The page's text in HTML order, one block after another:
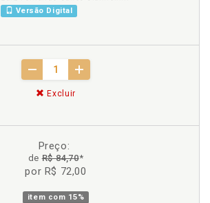
Versão Digital
Excluir
Preço:
deR$ 84,70*
por R$ 72,00
item com 15%